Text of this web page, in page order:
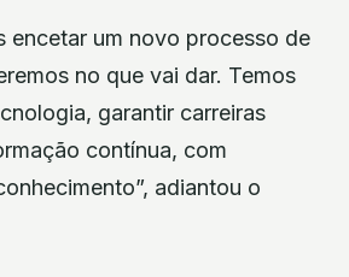
encetar um novo processo de
no que vai dar. Temos
garantir carreiras
contínua, com
adiantou o